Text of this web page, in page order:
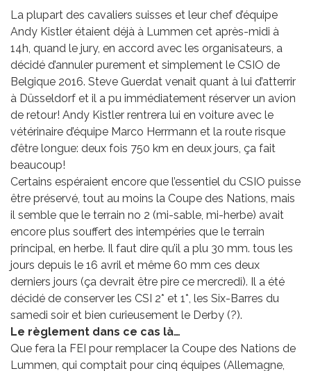
La plupart des cavaliers suisses et leur chef d’équipe
Andy Kistler étaient déjà à Lummen cet après-midi à
14h, quand le jury, en accord avec les organisateurs, a
décidé d’annuler purement et simplement le CSIO de
Belgique 2016. Steve Guerdat venait quant à lui d’atterrir
à Düsseldorf et il a pu immédiatement réserver un avion
de retour! Andy Kistler rentrera lui en voiture avec le
vétérinaire d’équipe Marco Herrmann et la route risque
d’être longue: deux fois 750 km en deux jours, ça fait
beaucoup!
Certains espéraient encore que l’essentiel du CSIO puisse
être préservé, tout au moins la Coupe des Nations, mais
il semble que le terrain no 2 (mi-sable, mi-herbe) avait
encore plus souffert des intempéries que le terrain
principal, en herbe. Il faut dire qu’il a plu 30 mm. tous les
jours depuis le 16 avril et même 60 mm ces deux
derniers jours (ça devrait être pire ce mercredi). Il a été
décidé de conserver les CSI 2* et 1*, les Six-Barres du
samedi soir et bien curieusement le Derby (?).
Le règlement dans ce cas là…
Que fera la FEI pour remplacer la Coupe des Nations de
Lummen, qui comptait pour cinq équipes (Allemagne,